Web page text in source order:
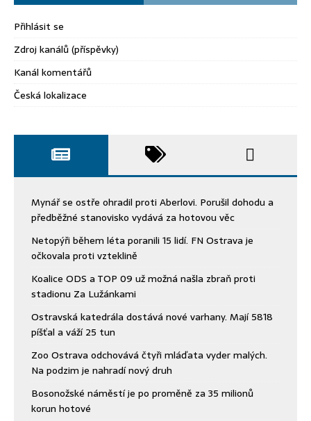
Přihlásit se
Zdroj kanálů (příspěvky)
Kanál komentářů
Česká lokalizace
Mynář se ostře ohradil proti Aberlovi. Porušil dohodu a
předběžné stanovisko vydává za hotovou věc
Netopýři během léta poranili 15 lidí. FN Ostrava je
očkovala proti vzteklině
Koalice ODS a TOP 09 už možná našla zbraň proti
stadionu Za Lužánkami
Ostravská katedrála dostává nové varhany. Mají 5818
píšťal a váží 25 tun
Zoo Ostrava odchovává čtyři mláďata vyder malých.
Na podzim je nahradí nový druh
Bosonožské náměstí je po proměně za 35 milionů
korun hotové